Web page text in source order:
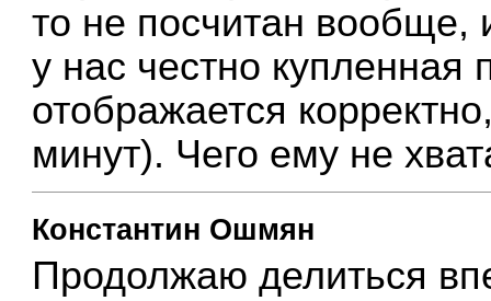
то не посчитан
у нас честно купленная
отображается
минут). Чего ему не
Константин Ошмян
Продолжаю делиться